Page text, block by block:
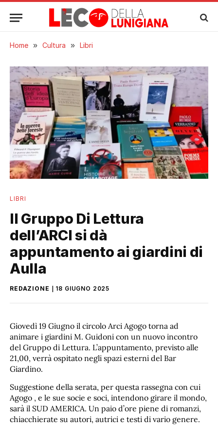
Home » Cultura » Libri
LIBRI
Il Gruppo Di Lettura
dell’ARCI si dà
appuntamento ai giardini di
Aulla
REDAZIONE 18 GIUGNO 2025
Giovedì 19 Giugno il circolo Arci Agogo torna ad
animare i giardini M. Guidoni con un nuovo incontro
del Gruppo di Lettura. L’appuntamento, previsto alle
21,00, verrà ospitato negli spazi esterni del Bar
Giardino.
Suggestione della serata, per questa rassegna con cui
Agogo , e le sue socie e soci, intendono girare il mondo,
sarà il SUD AMERICA. Un paio d’ore piene di romanzi,
chiacchierate su autori, autrici e testi di vario genere.